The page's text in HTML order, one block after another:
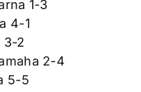
1-3
4-1
3-2
2-4
5-5